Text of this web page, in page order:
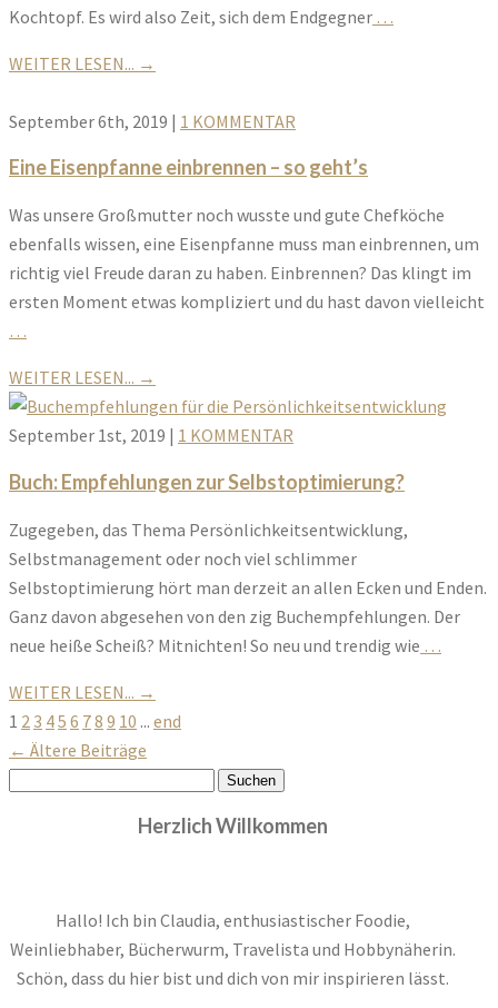
Kochtopf. Es wird also Zeit, sich dem Endgegner …
WEITER LESEN... →
September 6th, 2019 | 1 KOMMENTAR
Eine Eisenpfanne einbrennen – so geht’s
Was unsere Großmutter noch wusste und gute Chefköche
ebenfalls wissen, eine Eisenpfanne muss man einbrennen, um
richtig viel Freude daran zu haben. Einbrennen? Das klingt im
ersten Moment etwas kompliziert und du hast davon vielleicht
…
WEITER LESEN... →
September 1st, 2019 | 1 KOMMENTAR
Buch: Empfehlungen zur Selbstoptimierung?
Zugegeben, das Thema Persönlichkeitsentwicklung,
Selbstmanagement oder noch viel schlimmer
Selbstoptimierung hört man derzeit an allen Ecken und Enden.
Ganz davon abgesehen von den zig Buchempfehlungen. Der
neue heiße Scheiß? Mitnichten! So neu und trendig wie …
WEITER LESEN... →
1 23 45 6 78 9 10 ... end
← Ältere Beiträge
Herzlich Willkommen
Hallo! Ich bin Claudia, enthusiastischer Foodie,
Weinliebhaber, Bücherwurm, Travelista und Hobbynäherin.
Schön, dass du hier bist und dich von mir inspirieren lässt.